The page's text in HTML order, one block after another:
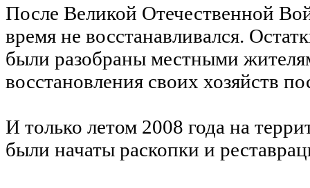
После Великой Отечественной
время не восстанавливался.
были разобраны местными
восстановления своих хозяйств
И только летом 2008 года на
были начаты раскопки и